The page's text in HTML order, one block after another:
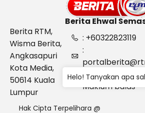
Berita Ehwal
Berita RTM,
Wisma Berita,
Angkasapuri
Kota Media,
50614 Kuala
Lumpur
: +60322823119
:
: Aduan &
Maklum balas
Hak Cipta Terpelihara @
Helo! Tanyakan apa